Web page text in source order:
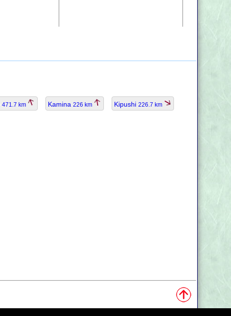
471.7 km Kamina 226 km Kipushi 226.7 km